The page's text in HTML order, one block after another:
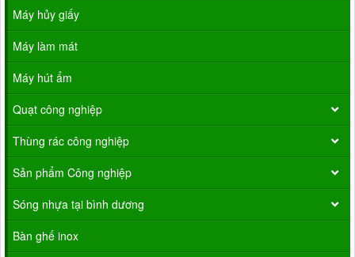
Máy hủy giấy
Máy làm mát
Máy hút ẩm
Quạt công nghiệp
Thùng rác công nghiệp
Sản phẩm Công nghiệp
Sóng nhựa tại bình dương
Bàn ghế inox